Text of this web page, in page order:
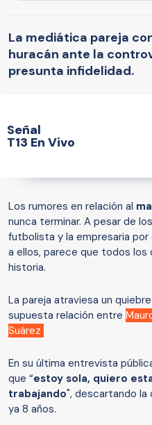
La mediática pareja
huracán ante la
presunta infidelidad.
Señal
T13 En Vivo
Los rumores en relación al
nunca terminar. A pesar de
futbolista y la empresaria por
a ellos, parece que todos los
historia.
La pareja atraviesa un
supuesta relación entre
Suárez
En su última entrevista
que “estoy sola, quiero
trabajando", descartando la
ya 8 años.